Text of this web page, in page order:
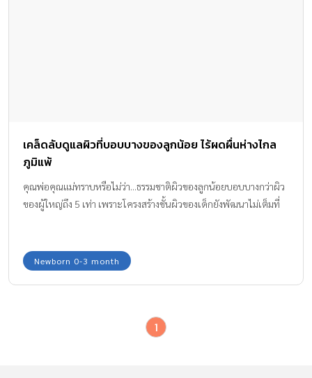
เคล็ดลับดูแลผิวที่บอบบางของลูกน้อย ไร้ผดผื่นห่างไกล
ภูมิแพ้
คุณพ่อคุณแม่ทราบหรือไม่ว่า...ธรรมชาติผิวของลูกน้อยบอบบางกว่าผิว
ของผู้ใหญ่ถึง 5 เท่า เพราะโครงสร้างชั้นผิวของเด็กยังพัฒนาไม่เต็มที่
Newborn 0-3 month
1